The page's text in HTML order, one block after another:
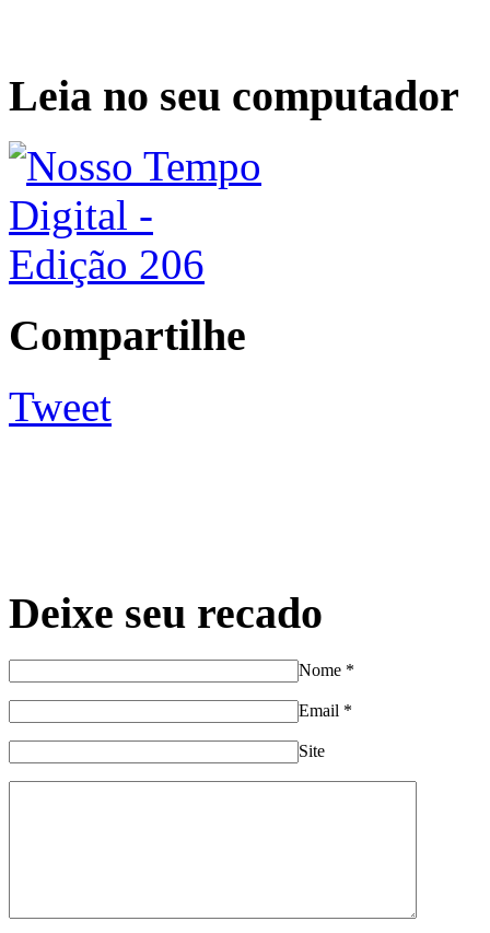
Leia no seu computador
Compartilhe
Tweet
Deixe seu recado
Nome *
Email *
Site